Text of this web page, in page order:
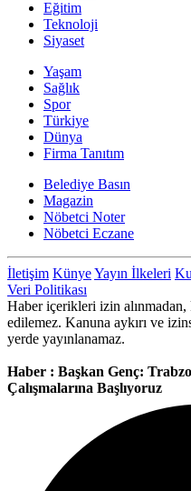
Eğitim
Teknoloji
Siyaset
Yaşam
Sağlık
Spor
Türkiye
Dünya
Firma Tanıtım
Belediye Basın
Magazin
Nöbetci Noter
Nöbetci Eczane
İletişim KünyeYayın İlkeleri
Veri Politikası
Haber içerikleri izin
edilemez. Kanuna aykırı ve
yerde yayınlanamaz.
Haber : Başkan Genç:
Çalışmalarına Başlıyoruz